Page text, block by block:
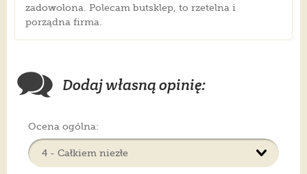
zadowolona. Polecam butsklep, to rzetelna i
porządna firma.
Dodaj własną opinię:
Ocena ogólna: